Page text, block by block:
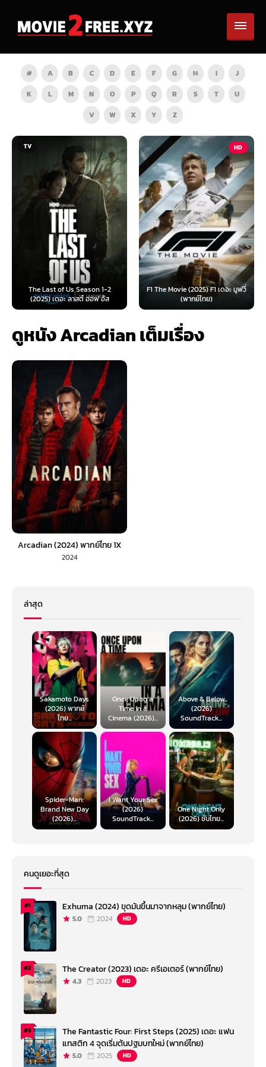
# A B C D E F G H I
J
K
L M N O P Q R S T
U
V
W X Y Z
F1 The Movie (2025) F1 เดอะ มูฟวี่
(พากย์ไทย)
Furiosa: A Mad Max Saga (2024)
ฟูริโอซ่า: มหากาพย์...
ดูหนัง Arcadian เต็มเรื่อง
Arcadian (2024) พากย์ไทย 1X
2024
ล่าสุด
Sakamoto Days
(2026) พากย์
ไทย...
Once Upon a
Time in a
Cinema (2026)...
Above & Below
(2026)
SoundTrack...
Spider-Man:
Brand New Day
(2026)...
I Want Your Sex
(2026)
SoundTrack...
One Night Only
(2026) ซับไทย...
คนดูเยอะที่สุด
#1 Exhuma (2024) ขุดมันขึ้นมาจากหลุม (พากย์ไทย)
5.0 2024 HD
#2 The Creator (2023) เดอะ ครีเอเตอร์ (พากย์ไทย)
4.3 2023 HD
#3
The Fantastic Four: First Steps (2025) เดอะ แฟน
แทสติก 4 จุดเริ่มต้นปฐมบทใหม่ (พากย์ไทย)
5.0 2025 HD